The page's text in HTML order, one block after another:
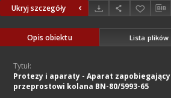
Ukryj szczegóły
Opis obiektu Lista plików
Tytuł:
Protezy i aparaty - Aparat zapobiegający
przeprostowi kolana BN-80/5993-65